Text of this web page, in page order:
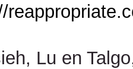
Lu en